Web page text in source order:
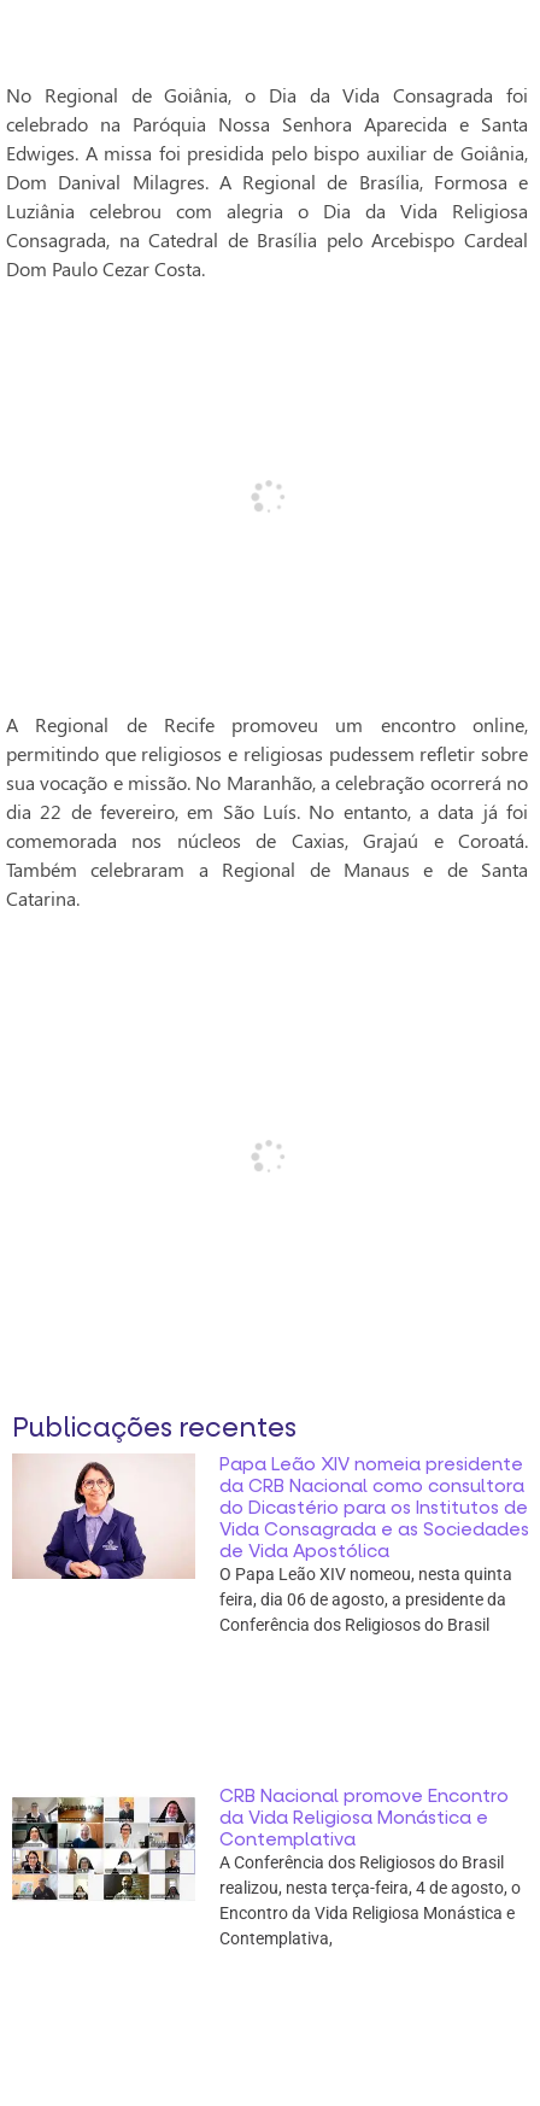
No Regional de Goiânia, o Dia da Vida Consagrada foi
celebrado na Paróquia Nossa Senhora Aparecida e Santa
Edwiges. A missa foi presidida pelo bispo auxiliar de Goiânia,
Dom Danival Milagres. A Regional de Brasília, Formosa e
Luziânia celebrou com alegria o Dia da Vida Religiosa
Consagrada, na Catedral de Brasília pelo Arcebispo Cardeal
Dom Paulo Cezar Costa.
A Regional de Recife promoveu um encontro online,
permitindo que religiosos e religiosas pudessem refletir sobre
sua vocação e missão. No Maranhão, a celebração ocorrerá no
dia 22 de fevereiro, em São Luís. No entanto, a data já foi
comemorada nos núcleos de Caxias, Grajaú e Coroatá.
Também celebraram a Regional de Manaus e de Santa
Catarina.
Publicações recentes
Papa Leão XIV nomeia presidente
da CRB Nacional como consultora
do Dicastério para os Institutos de
Vida Consagrada e as Sociedades
de Vida Apostólica
O Papa Leão XIV nomeou, nesta quinta
feira, dia 06 de agosto, a presidente da
Conferência dos Religiosos do Brasil
CRB Nacional promove Encontro
da Vida Religiosa Monástica e
Contemplativa
A Conferência dos Religiosos do Brasil
realizou, nesta terça-feira, 4 de agosto, o
Encontro da Vida Religiosa Monástica e
Contemplativa,